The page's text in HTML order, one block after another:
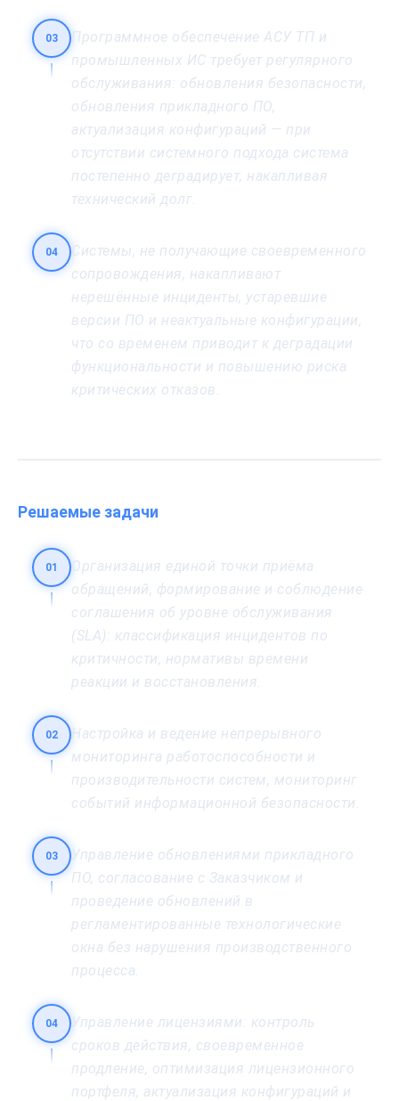
03
Программное обеспечение АСУ ТП и
промышленных ИС требует регулярного
обслуживания: обновления безопасности,
обновления прикладного ПО,
актуализация конфигураций — при
отсутствии системного подхода система
постепенно деградирует, накапливая
технический долг.
04
Системы, не получающие своевременного
сопровождения, накапливают
нерешённые инциденты, устаревшие
версии ПО и неактуальные конфигурации,
что со временем приводит к деградации
функциональности и повышению риска
критических отказов.
Решаемые задачи
01
Организация единой точки приёма
обращений, формирование и соблюдение
соглашения об уровне обслуживания
(SLA): классификация инцидентов по
критичности, нормативы времени
реакции и восстановления.
02
Настройка и ведение непрерывного
мониторинга работоспособности и
производительности систем, мониторинг
событий информационной безопасности.
03
Управление обновлениями прикладного
ПО, согласование с Заказчиком и
проведение обновлений в
регламентированные технологические
окна без нарушения производственного
процесса.
04
Управление лицензиями: контроль
сроков действия, своевременное
продление, оптимизация лицензионного
портфеля, актуализация конфигураций и